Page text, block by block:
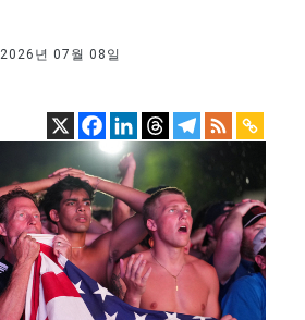
2026년 07월 08일